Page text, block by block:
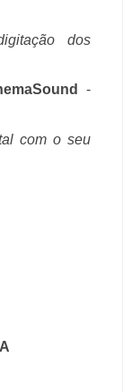
dos
-
com o seu